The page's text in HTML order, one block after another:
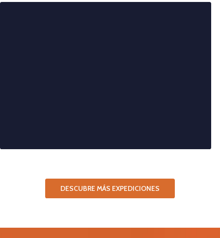
DESCUBRE MÁS EXPEDICIONES